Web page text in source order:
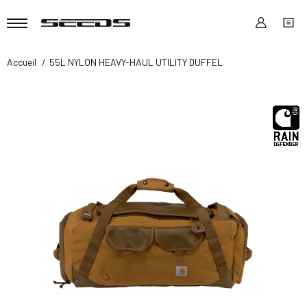
Accueil 55L NYLON HEAVY-HAUL UTILITY DUFFEL